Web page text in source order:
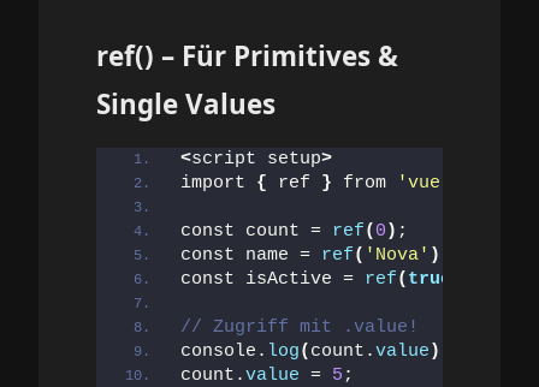
ref() – Für Primitives &
Single Values
<script setup>
import { ref } from 'vue'
const count = ref( 0 ) ;
const name = ref( 'Nova' )
const isActive = ref( true
// Zugriff mit .value!
console. log( count.value )
count.value = 5 ;